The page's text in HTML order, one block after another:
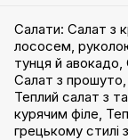
Салати: Салат з
лососем,
тунця й авокадо,
Салат з
Теплий салат з
курячим філе,
грецькому стилі